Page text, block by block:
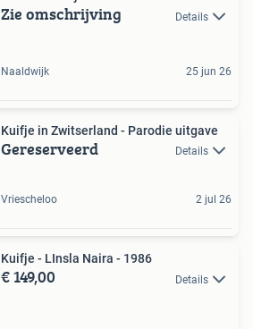
Zie omschrijving Details
Naaldwijk 25 jun 26
Kuifje in Zwitserland - Parodie uitgave
Gereserveerd Details
Vriescheloo 2 jul 26
Kuifje - LInsla Naira - 1986
€ 149,00 Details